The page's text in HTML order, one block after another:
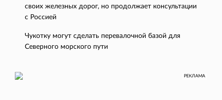
своих железных дорог, но продолжает консультации
с Россией
Чукотку могут сделать перевалочной базой для
Северного морского пути
РЕКЛАМА